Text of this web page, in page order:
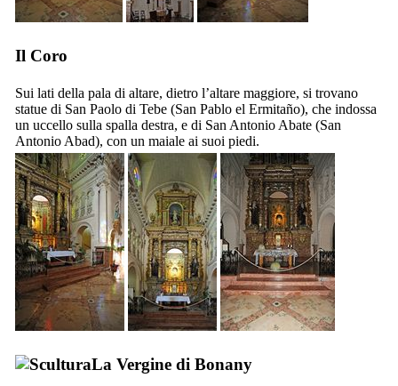
Il Coro
Sui lati della pala di altare, dietro l’altare maggiore, si trovano
statue di San Paolo di Tebe (San Pablo el Ermitaño), che indossa
un uccello sulla spalla destra, e di San Antonio Abate (San
Antonio Abad), con un maiale ai suoi piedi.
La Vergine di Bonany